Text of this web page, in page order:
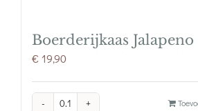
Boerderijkaas Jalapeno
€ 19,90
Boerderijkaas